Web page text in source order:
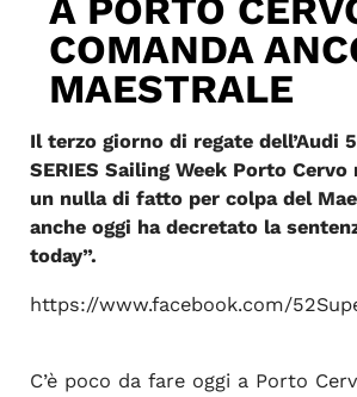
A PORTO
COMANDA
MAESTRALE
Il terzo giorno di regate dell’Audi
SERIES Sailing Week Porto
un nulla di fatto per colpa del
anche oggi ha decretato la
today”.
https://www.facebook.com/
C’è poco da fare oggi a Porto